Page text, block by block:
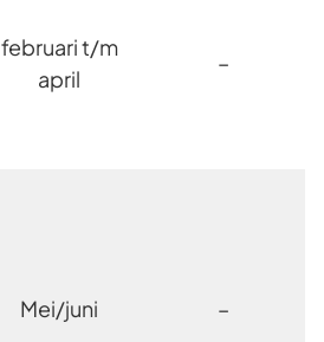
februari t/m
april
–
Mei/juni –